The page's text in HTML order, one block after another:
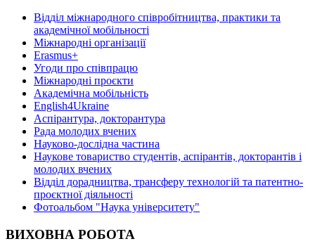
Відділ міжнародного співробітництва, практики та
академічної мобільності
Міжнародні організації
Erasmus+
Угоди про співпрацю
Міжнародні проєкти
Академічна мобільність
English4Ukraine
Аспірантура, докторантура
Рада молодих вчених
Науково-дослідна частина
Наукове товариство студентів, аспірантів, докторантів і
молодих вчених
Відділ дорадництва, трансферу технологій та патентно-
проєктної діяльності
Фотоальбом "Наука університету"
ВИХОВНА РОБОТА